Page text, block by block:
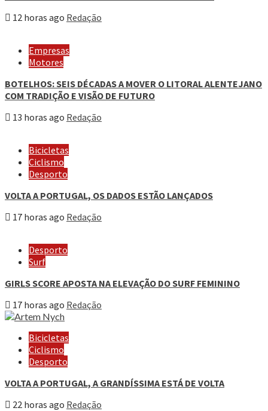
12 horas ago Redação
Empresas
Motores
BOTELHOS: SEIS DÉCADAS A MOVER O LITORAL ALENTEJANO
COM TRADIÇÃO E VISÃO DE FUTURO
13 horas ago Redação
Bicicletas
Ciclismo
Desporto
VOLTA A PORTUGAL, OS DADOS ESTÃO LANÇADOS
17 horas ago Redação
Desporto
Surf
GIRLS SCORE APOSTA NA ELEVAÇÃO DO SURF FEMININO
17 horas ago Redação
Bicicletas
Ciclismo
Desporto
VOLTA A PORTUGAL, A GRANDÍSSIMA ESTÁ DE VOLTA
22 horas ago Redação